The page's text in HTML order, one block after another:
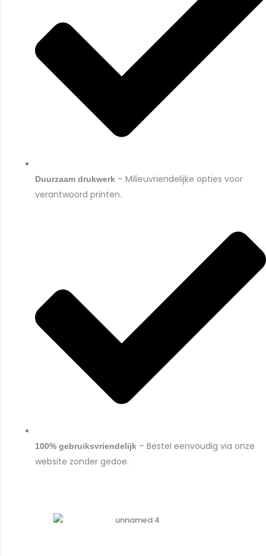
Duurzaam drukwerk – Milieuvriendelijke opties voor
verantwoord printen.
100% gebruiksvriendelijk – Bestel eenvoudig via onze
website zonder gedoe.